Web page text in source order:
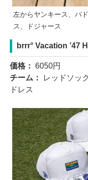
左からヤンキース、パ
ス、ドジャース
brrr° Vacation ’47
価格： 6050円
チーム：
レッドソッ
ドレス